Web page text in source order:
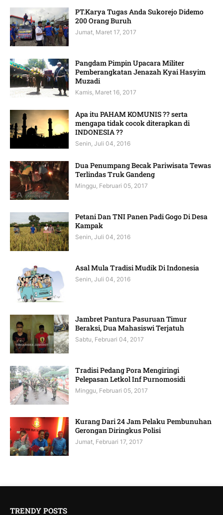
PT.Karya Tugas Anda Sukorejo Didemo
200 Orang Buruh
Jumat, Maret 17, 2017
Pangdam Pimpin Upacara Militer
Pemberangkatan Jenazah Kyai Hasyim
Muzadi
Kamis, Maret 16, 2017
Apa itu PAHAM KOMUNIS ?? serta
mengapa tidak cocok diterapkan di
INDONESIA ??
Senin, Juli 04, 2016
Dua Penumpang Becak Pariwisata Tewas
Terlindas Truk Gandeng
Minggu, Februari 05, 2017
Petani Dan TNI Panen Padi Gogo Di Desa
Kampak
Senin, Juli 04, 2016
Asal Mula Tradisi Mudik Di Indonesia
Senin, Juli 04, 2016
Jambret Pantura Pasuruan Timur
Beraksi, Dua Mahasiswi Terjatuh
Sabtu, Februari 04, 2017
Tradisi Pedang Pora Mengiringi
Pelepasan Letkol Inf Purnomosidi
Minggu, Februari 05, 2017
Kurang Dari 24 Jam Pelaku Pembunuhan
Gerongan Diringkus Polisi
Jumat, Februari 17, 2017
TRENDY POSTS